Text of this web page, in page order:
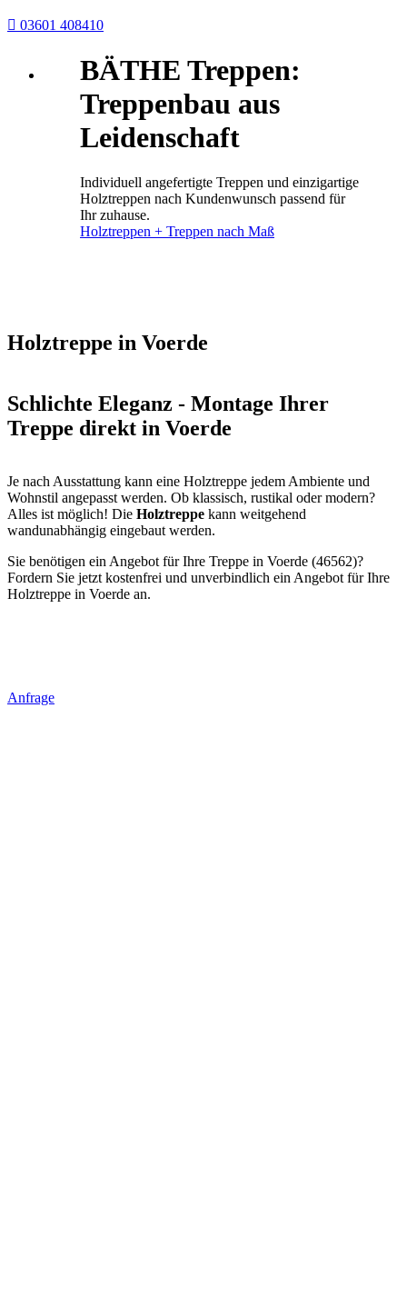
 03601 408410
BÄTHE Treppen:
Treppenbau aus
Leidenschaft
Individuell angefertigte Treppen und einzigartige
Holztreppen nach Kundenwunsch passend für
Ihr zuhause.
Holztreppen + Treppen nach Maß
Holztreppe in Voerde
Schlichte Eleganz - Montage Ihrer
Treppe direkt in Voerde
Je nach Ausstattung kann eine Holztreppe jedem Ambiente und
Wohnstil angepasst werden. Ob klassisch, rustikal oder modern?
Alles ist möglich! Die Holztreppe kann weitgehend
wandunabhängig eingebaut werden.
Sie benötigen ein Angebot für Ihre Treppe in Voerde (46562)?
Fordern Sie jetzt kostenfrei und unverbindlich ein Angebot für Ihre
Holztreppe in Voerde an.
Anfrage